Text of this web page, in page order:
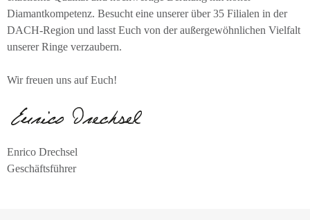
Diamantkompetenz. Besucht eine unserer über 35 Filialen in der
DACH-Region und lasst Euch von der außergewöhnlichen Vielfalt
unserer Ringe verzaubern.
Wir freuen uns auf Euch!
Enrico Drechsel
Geschäftsführer